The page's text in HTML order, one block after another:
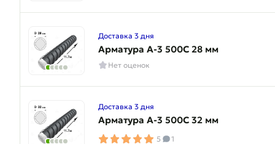
Доставка 3 дня
Арматура A-3 500C 28 мм
Нет оценок
Доставка 3 дня
Арматура A-3 500C 32 мм
5 1